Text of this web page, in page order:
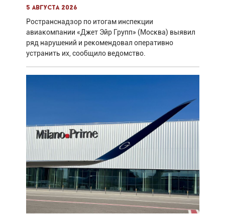
5 августа 2026
Ространснадзор по итогам инспекции
авиакомпании «Джет Эйр Групп» (Москва) выявил
ряд нарушений и рекомендовал оперативно
устранить их, сообщило ведомство.